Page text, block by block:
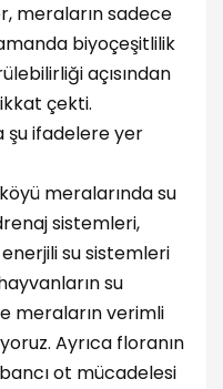
meraların sadece
biyoçeşitlilik
açısından
çekti.
şu ifadelere yer
meralarında su
sistemleri,
su sistemleri
su
meraların verimli
Ayrıca floranın
ot mücadelesi